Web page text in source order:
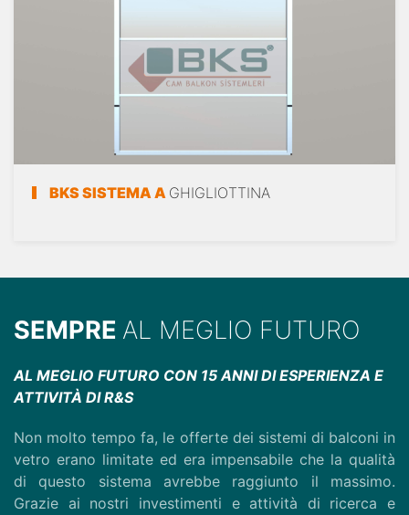
BKS SISTEMA A GHIGLIOTTINA
SEMPRE AL MEGLIO FUTURO
AL MEGLIO FUTURO CON 15 ANNI DI ESPERIENZA E
ATTIVITÀ DI R&S
Non molto tempo fa, le offerte dei sistemi di balconi in
vetro erano limitate ed era impensabile che la qualità
di questo sistema avrebbe raggiunto il massimo.
Grazie ai nostri investimenti e attività di ricerca e